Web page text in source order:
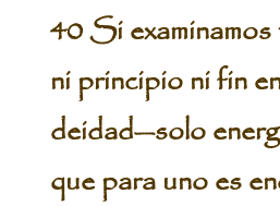
40 Si
ni principio ni fin
deidad—solo
que para uno es